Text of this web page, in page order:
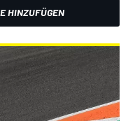
HINZUFÜGEN